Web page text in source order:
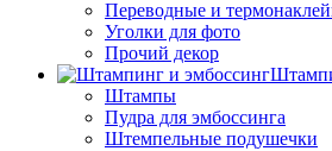
Переводные и
Уголки для фото
Прочий декор
Штампы
Пудра для эмбоссинга
Штемпельные подушечки